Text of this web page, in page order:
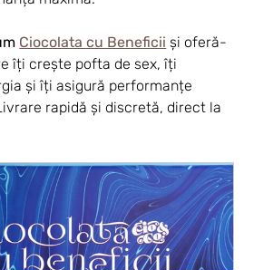
Ciocolata cu Beneficii și oferă-
îți crește pofta de sex, îți
și îți asigură performanțe
rapidă și discretă, direct la